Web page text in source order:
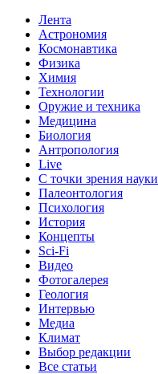
Лента
Астрономия
Космонавтика
Физика
Химия
Технологии
Оружие и техника
Медицина
Биология
Антропология
Live
С точки зрения науки
Палеонтология
Психология
История
Концепты
Sci-Fi
Видео
Фотогалерея
Геология
Интервью
Медиа
Климат
Выбор редакции
Все статьи